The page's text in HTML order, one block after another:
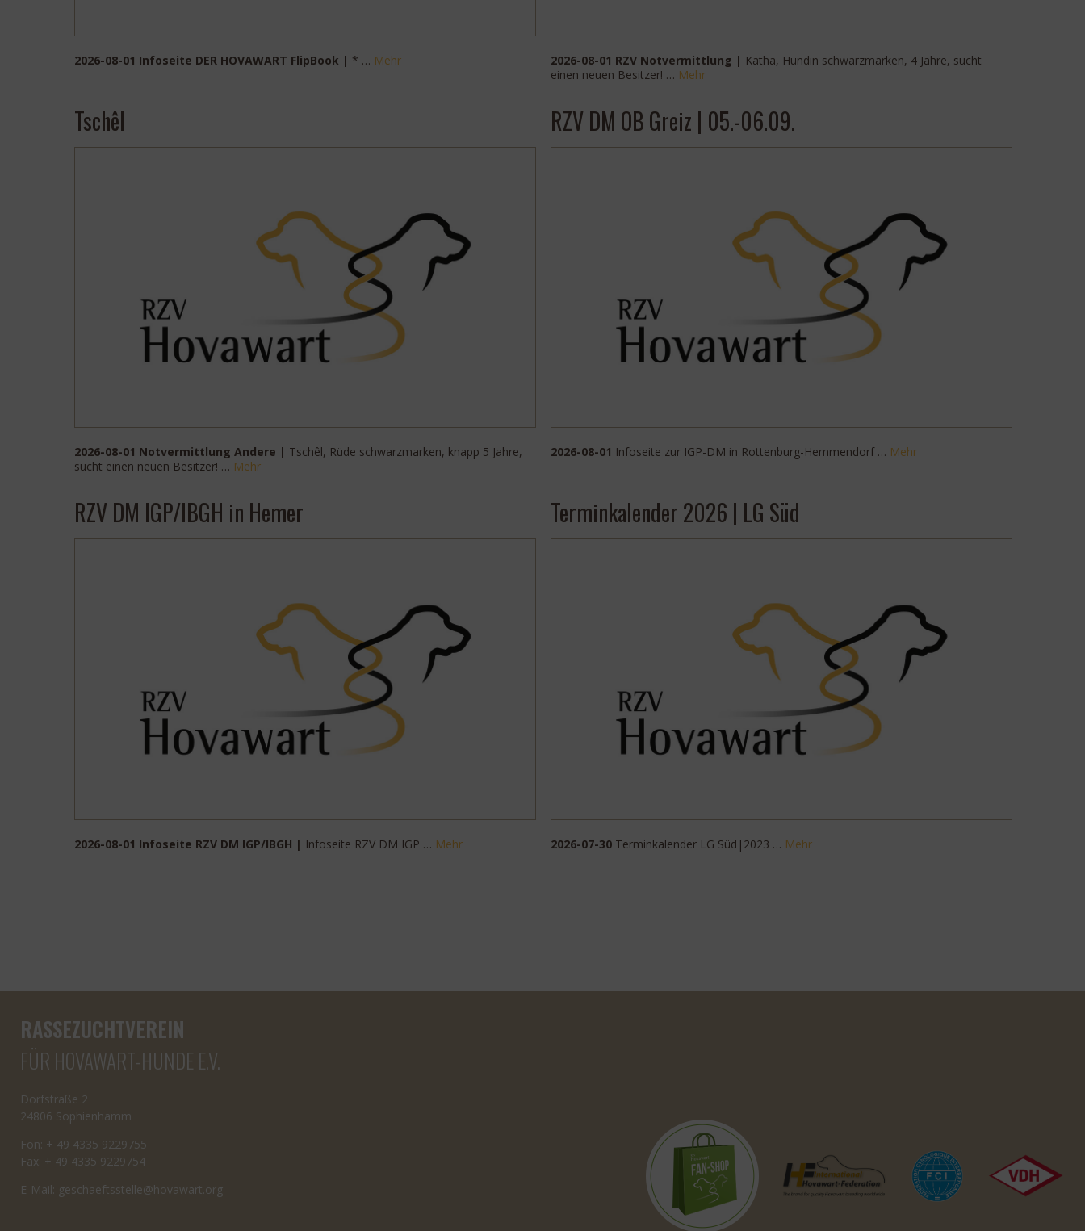
2026-08-01 Infoseite DER HOVAWART FlipBook | * … Mehr 2026-08-01 RZV Notvermittlung | Katha, Hündin schwarzmarken, 4 Jahre, sucht
einen neuen Besitzer! … Mehr
Tschêl
2026-08-01 Notvermittlung Andere | Tschêl, Rüde schwarzmarken, knapp 5 Jahre,
sucht einen neuen Besitzer! … Mehr
RZV DM OB Greiz | 05.-06.09.
2026-08-01 Infoseite zur IGP-DM in Rottenburg-Hemmendorf … Mehr
RZV DM IGP/IBGH in Hemer
2026-08-01 Infoseite RZV DM IGP/IBGH | Infoseite RZV DM IGP … Mehr
Terminkalender 2026 | LG Süd
2026-07-30 Terminkalender LG Süd|2023 … Mehr
RASSEZUCHTVEREIN
FÜR HOVAWART-HUNDE E.V.
Dorfstraße 2
24806 Sophienhamm
Fon: + 49 4335 9229755
Fax: + 49 4335 9229754
E-Mail:
gro.t
rawav
oh@el
letss
tfeah
cseg